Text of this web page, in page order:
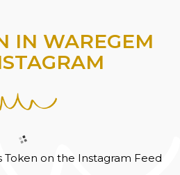
IN WAREGEM
Token on the Instagram Feed